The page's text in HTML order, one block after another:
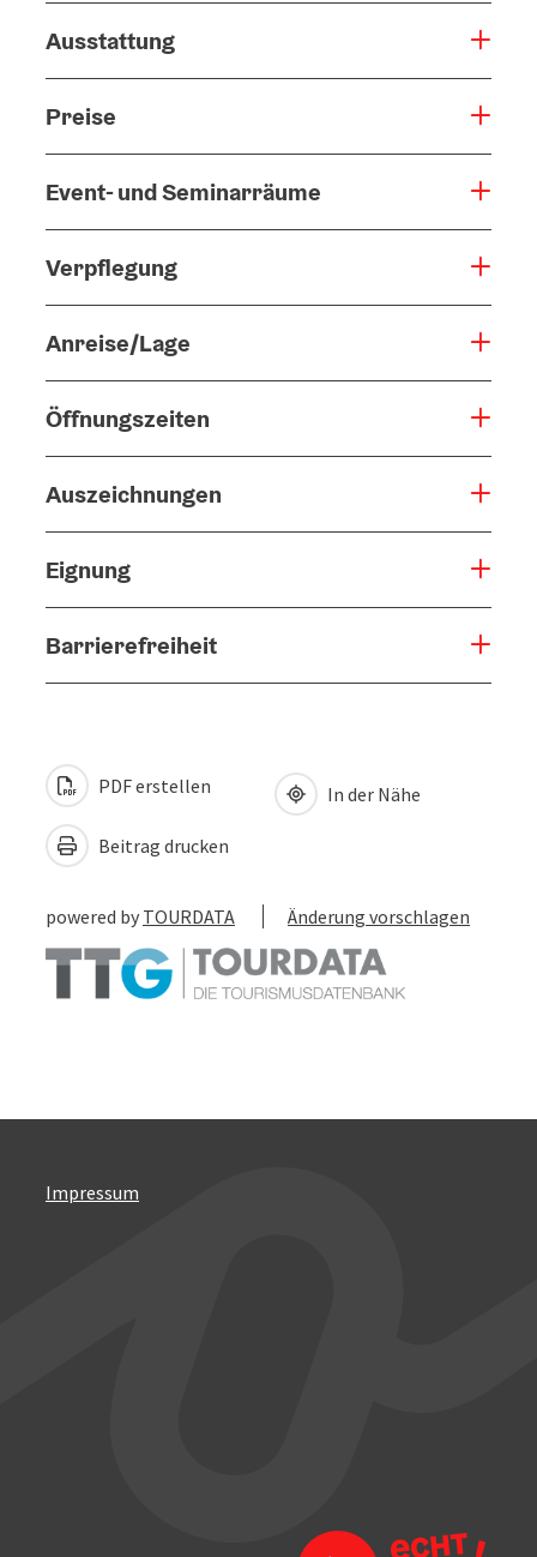
Ausstattung
Preise
Event- und Seminarräume
Verpflegung
Anreise/Lage
Öffnungszeiten
Auszeichnungen
Eignung
Barrierefreiheit
PDF erstellen
Beitrag drucken
In der Nähe
powered by TOURDATA Änderung vorschlagen
Impressum